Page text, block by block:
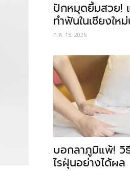
ปักหมุดยิ้มสวย!
ทำฟันในเชียงให
ก.ค. 15, 2026
บอกลาภูมิแพ้! วิ
ไรฝุ่นอย่างได้ผล